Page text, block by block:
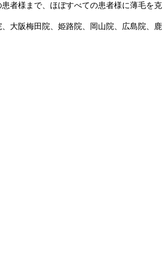
者様まで、ほぼすべての患者様に薄毛を克
大阪梅田院、姫路院、岡山院、広島院、鹿